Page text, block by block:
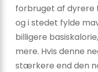
forbruget af dyrere
og i stedet fylde
billigere
mere. Hvis denne
stærkere end den